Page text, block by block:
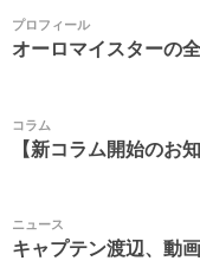
プロフィール
オーロマイスターの
コラム
【新コラム開始のお知
ニュース
キャプテン渡辺、動